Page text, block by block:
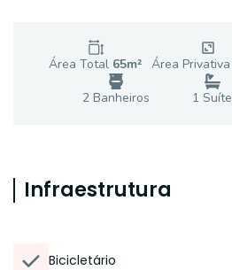
Área Total 65m² Área Privativa
2 Banheiros 1 Suíte
Infraestrutura
Bicicletário